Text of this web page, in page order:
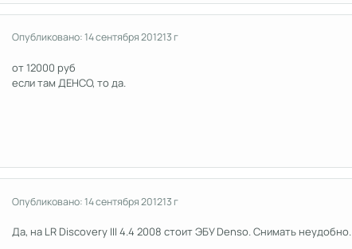
Опубликовано:14 сентября 201213 г
от 12000 руб
если там ДЕНСО, то да.
Опубликовано:14 сентября 201213 г
Да, на LR Discovery III 4.4 2008 стоит ЭБУ Denso. Снимать неудобно.